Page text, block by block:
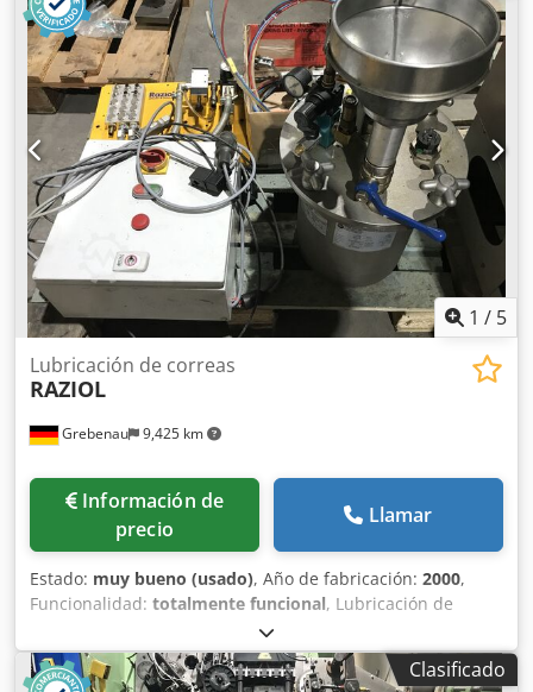
1 / 5
Grebenau 9,425 km
Lubricación de correas
RAZIOL
Información de
precio
Llamar
Estado: muy bueno (usado), Año de fabricación: 2000,
Funcionalidad: totalmente funcional, Lubricación de
correas RAZIOL compuesto por: Recipientes a presión
RAZIOL Chsdpfx Ahjwcpp Hj Aoa gobierno Unidad de aire
comprimido
Clasificado